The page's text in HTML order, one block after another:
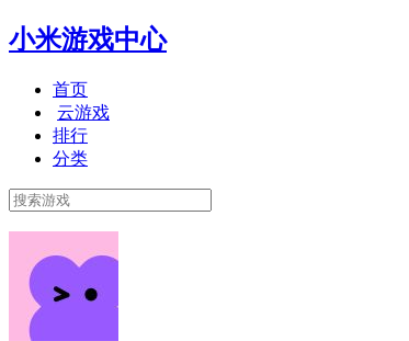
小米游戏中心
首页
云游戏
排行
分类